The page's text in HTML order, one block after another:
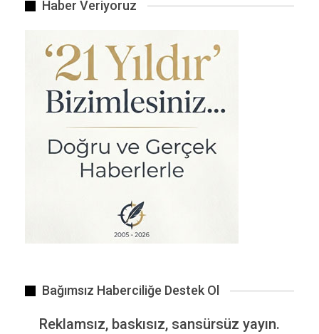
400 kişiye istihdam sağlayan büyük bir şirketi
gizli bir tanığın soyut ifadelerine dayandığı ileri
sürüldü . Ancak mahkeme, tutuklama kararını
yeterli buldu.
ettiği bildiriliyor.
Haber Veriyoruz
Haber Veriyoruz
Bağımsız Haberciliğe Destek Ol
Reklamsız, baskısız, sansürsüz yayın.